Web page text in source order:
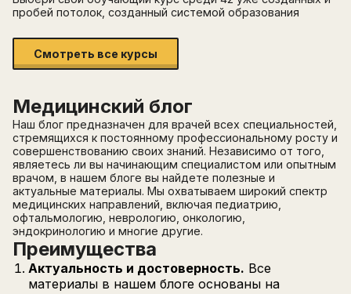
пробей потолок, созданный системой образования
Смотреть все курсы
Медицинский блог
Наш блог предназначен для врачей всех специальностей,
стремящихся к постоянному профессиональному росту и
совершенствованию своих знаний. Независимо от того,
являетесь ли вы начинающим специалистом или опытным
врачом, в нашем блоге вы найдете полезные и
актуальные материалы. Мы охватываем широкий спектр
медицинских направлений, включая педиатрию,
офтальмологию, неврологию, онкологию,
эндокринологию и многие другие.
Преимущества
Актуальность и достоверность. Все
материалы в нашем блоге основаны на